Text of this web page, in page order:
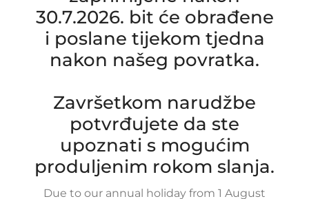
30.7.2026. bit će obrađene
i poslane tijekom tjedna
nakon našeg povratka.
Završetkom narudžbe
potvrđujete da ste
upoznati s mogućim
produljenim rokom slanja.
Due to our annual holiday from 1 August
Zamjensko crijevo od intercoolera do
turbine JEEP CHEROKEE / LIBERTY,